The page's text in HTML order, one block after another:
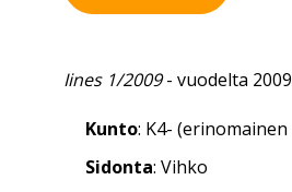
Iines 1/2009- vuodelta 2009
Kunto: K4- (erinomainen
Sidonta: Vihko